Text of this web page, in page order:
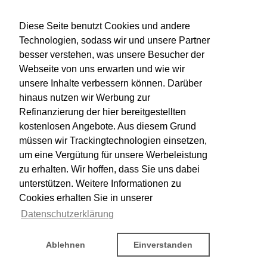
Diese Seite benutzt Cookies und andere
Technologien, sodass wir und unsere Partner
besser verstehen, was unsere Besucher der
Webseite von uns erwarten und wie wir
unsere Inhalte verbessern können. Darüber
hinaus nutzen wir Werbung zur
Refinanzierung der hier bereitgestellten
kostenlosen Angebote. Aus diesem Grund
müssen wir Trackingtechnologien einsetzen,
um eine Vergütung für unsere Werbeleistung
zu erhalten. Wir hoffen, dass Sie uns dabei
unterstützen. Weitere Informationen zu
Cookies erhalten Sie in unserer
Datenschutzerklärung
Ablehnen Einverstanden